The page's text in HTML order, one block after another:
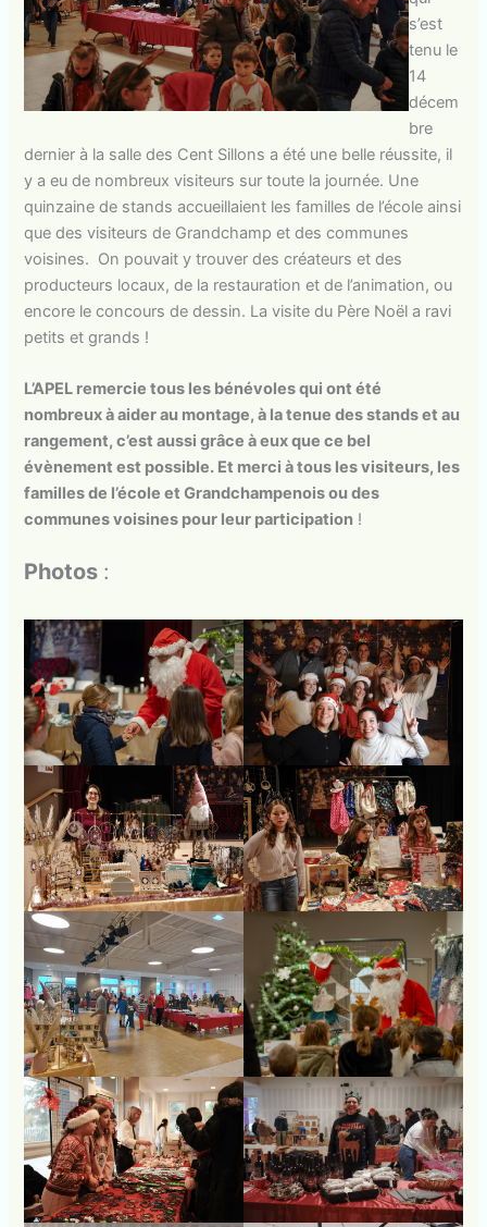
s’est
tenu le
14
décem
bre
dernier à la salle des Cent Sillons a été une belle réussite, il
y a eu de nombreux visiteurs sur toute la journée. Une
quinzaine de stands accueillaient les familles de l’école ainsi
que des visiteurs de Grandchamp et des communes
voisines. On pouvait y trouver des créateurs et des
producteurs locaux, de la restauration et de l’animation, ou
encore le concours de dessin. La visite du Père Noël a ravi
petits et grands !
L’APEL remercie tous les bénévoles qui ont été
nombreux à aider au montage, à la tenue des stands et au
rangement, c’est aussi grâce à eux que ce bel
évènement est possible. Et merci à tous les visiteurs, les
familles de l’école et Grandchampenois ou des
communes voisines pour leur participation !
Photos :